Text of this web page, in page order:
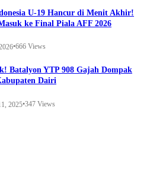
U-19 Hancur di Menit Akhir!
ke Final Piala AFF 2026
•666 Views
Batalyon YTP 908 Gajah Dompak
Dairi
2025•347 Views